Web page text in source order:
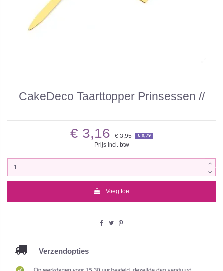
CakeDeco Taarttopper Prinsessen //
€ 3,16 € 3,95 -€ 0,79
Prijs incl. btw
Voeg toe
Verzendopties